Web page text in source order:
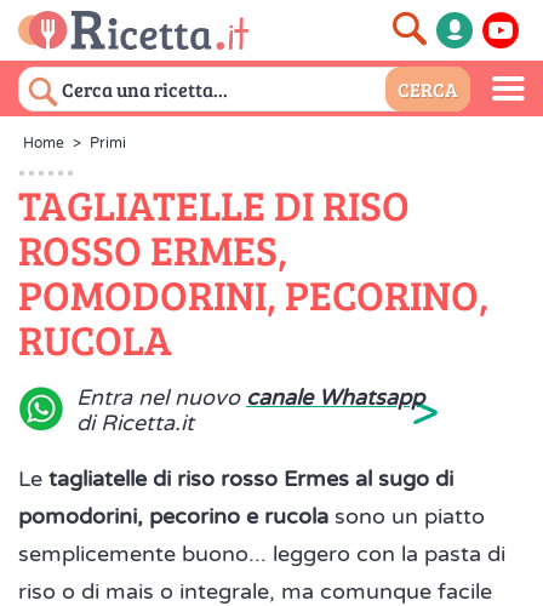
Home > Primi
TAGLIATELLE DI RISO
ROSSO ERMES,
POMODORINI, PECORINO,
RUCOLA
Entra nel nuovo canale Whatsapp
di Ricetta.it
>
Le tagliatelle di riso rosso Ermes al sugo di
pomodorini, pecorino e rucola sono un piatto
semplicemente buono... leggero con la pasta di
riso o di mais o integrale, ma comunque facile